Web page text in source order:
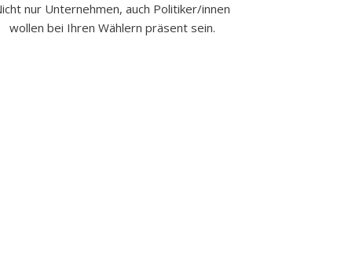
nur Unternehmen, auch Politiker/innen
wollen bei Ihren Wählern präsent sein.